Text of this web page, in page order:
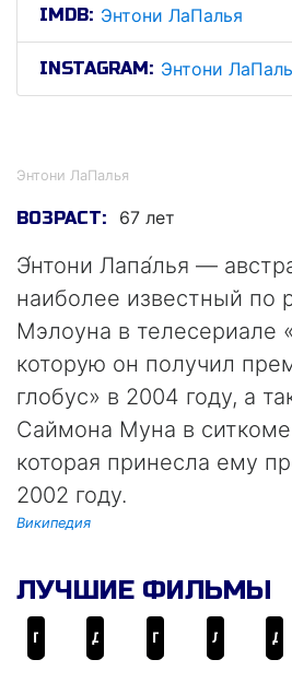
IMDB: Энтони ЛаПалья
INSTAGRAM: Энтони
Энтони ЛаПалья
ВОЗРАСТ: 67 лет
Э́нтони Лапа́лья —
наиболее известный по
Мэлоуна в телесериале
которую он получил
глобус» в 2004 году, а
Саймона Муна в
которая принесла ему
2002 году.
Википедия
ЛУЧШИЕ ФИЛЬМЫ